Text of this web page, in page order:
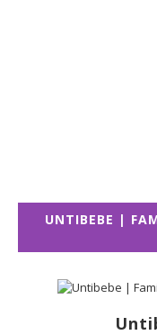
UNTIBEBE |